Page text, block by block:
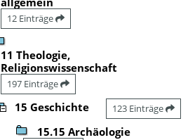
12 Einträge
11 Theologie,
Religionswissenschaft
197 Einträge
15 Geschichte 123 Einträge
15.15 Archäologie